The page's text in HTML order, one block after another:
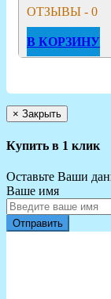
ОТЗЫВЫ - 0
В КОРЗИНУ
× Закрыть
Купить в 1 клик
Оставьте Ваши
Ваше имя
Отправить